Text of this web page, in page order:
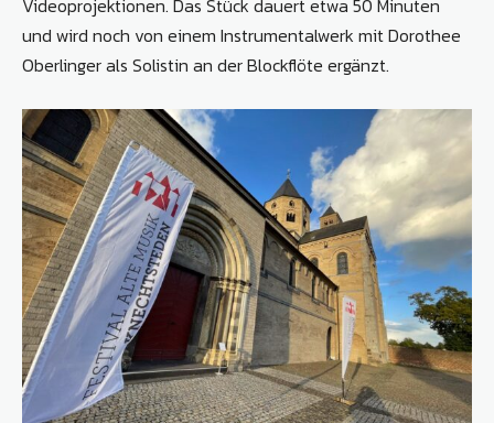
Videoprojektionen. Das Stück dauert etwa 50 Minuten
und wird noch von einem Instrumentalwerk mit Dorothee
Oberlinger als Solistin an der Blockflöte ergänzt.